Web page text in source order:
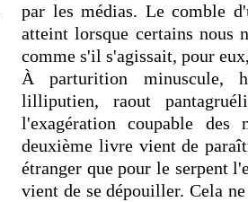
par les médias. Le comble
atteint lorsque certains
comme s'il s'agissait, pour
À parturition minuscule,
lilliputien, raout
l'exagération coupable
deuxième livre vient de
étranger que pour le serpent
vient de se dépouiller. Cela